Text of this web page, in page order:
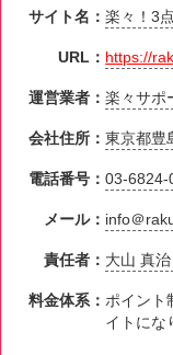
サイト名：楽々！3
URL： https://
運営業者：楽々サポ
会社住所：東京都豊
電話番号：03-6824-
メール： info＠
責任者： 大山 真治
料金体系： ポイント
イトにな